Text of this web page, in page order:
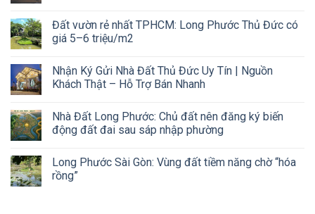
Đất vườn rẻ nhất TPHCM: Long Phước Thủ Đức có
giá 5–6 triệu/m2
Nhận Ký Gửi Nhà Đất Thủ Đức Uy Tín | Nguồn
Khách Thật – Hỗ Trợ Bán Nhanh
Nhà Đất Long Phước: Chủ đất nên đăng ký biến
động đất đai sau sáp nhập phường
Long Phước Sài Gòn: Vùng đất tiềm năng chờ “hóa
rồng”